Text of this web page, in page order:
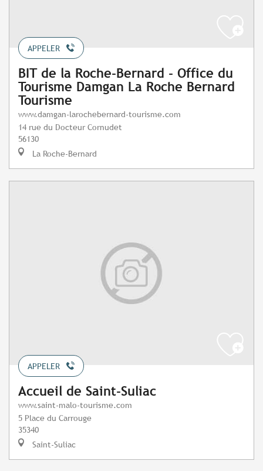
APPELER
BIT de la Roche-Bernard - Office du
Tourisme Damgan La Roche Bernard
Tourisme
www.damgan-larochebernard-tourisme.com
14 rue du Docteur Cornudet
56130
La Roche-Bernard
APPELER
Accueil de Saint-Suliac
www.saint-malo-tourisme.com
5 Place du Carrouge
35340
Saint-Suliac